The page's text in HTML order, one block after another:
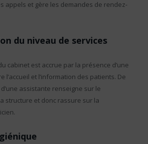
appels et gère les demandes de rendez-
du niveau de services
cabinet est accrue par la présence d’une
l’accueil et l’information des patients. De
assistante renseigne sur le
structure et donc rassure sur la